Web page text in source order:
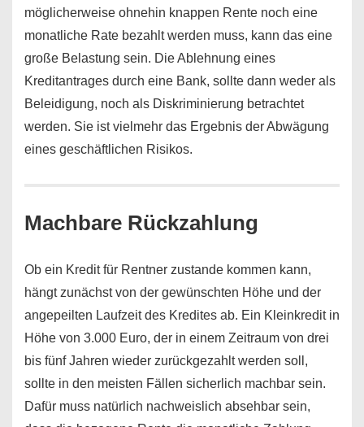
möglicherweise ohnehin knappen Rente noch eine
monatliche Rate bezahlt werden muss, kann das eine
große Belastung sein. Die Ablehnung eines
Kreditantrages durch eine Bank, sollte dann weder als
Beleidigung, noch als Diskriminierung betrachtet
werden. Sie ist vielmehr das Ergebnis der Abwägung
eines geschäftlichen Risikos.
Machbare Rückzahlung
Ob ein Kredit für Rentner zustande kommen kann,
hängt zunächst von der gewünschten Höhe und der
angepeilten Laufzeit des Kredites ab. Ein Kleinkredit in
Höhe von 3.000 Euro, der in einem Zeitraum von drei
bis fünf Jahren wieder zurückgezahlt werden soll,
sollte in den meisten Fällen sicherlich machbar sein.
Dafür muss natürlich nachweislich absehbar sein,